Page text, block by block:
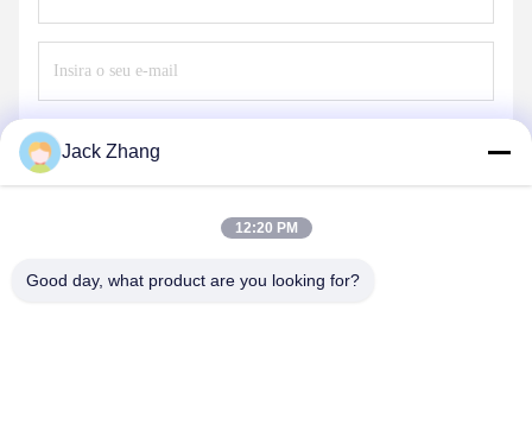
Jack Zhang
12:20 PM
Good day, what product are you looking for?